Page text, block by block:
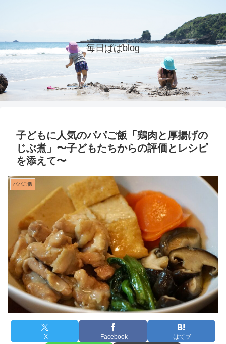
毎日ぱぱblog
子どもに人気のパパご飯「鶏肉と厚揚げの
じぶ煮」〜子どもたちからの評価とレシピ
を添えて〜
パパご飯
X Facebook はてブ